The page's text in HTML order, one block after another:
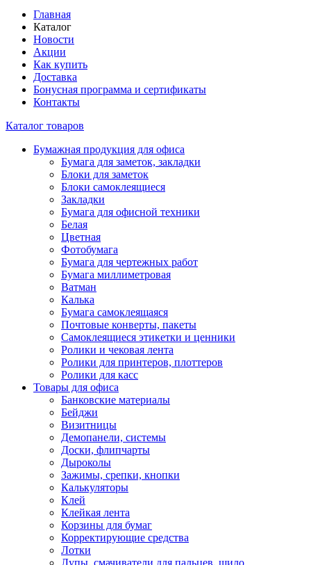
Главная
Каталог
Новости
Акции
Как купить
Доставка
Бонусная программа и сертификаты
Контакты
Каталог товаров
Бумажная продукция для офиса
Бумага для заметок, закладки
Блоки для заметок
Блоки самоклеящиеся
Закладки
Бумага для офисной техники
Белая
Цветная
Фотобумага
Бумага для чертежных работ
Бумага миллиметровая
Ватман
Калька
Бумага самоклеящаяся
Почтовые конверты, пакеты
Самоклеящиеся этикетки и ценники
Ролики и чековая лента
Ролики для принтеров, плоттеров
Ролики для касс
Товары для офиса
Банковские материалы
Бейджи
Визитницы
Демопанели, системы
Доски, флипчарты
Дыроколы
Зажимы, срепки, кнопки
Калькуляторы
Клей
Клейкая лента
Корзины для бумаг
Корректирующие средства
Лотки